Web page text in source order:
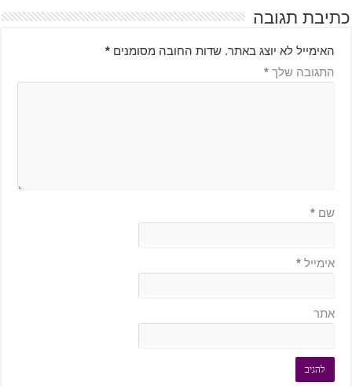
כתיבת תגובה
האימייל לא יוצג באתר. שדות החובה מסומנים *
התגובה שלך *
שם *
אימייל *
אתר